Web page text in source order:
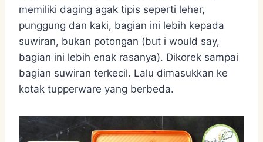
memiliki daging agak tipis seperti leher,
punggung dan kaki, bagian ini lebih kepada
suwiran, bukan potongan (but i would say,
bagian ini lebih enak rasanya). Dikorek sampai
bagian suwiran terkecil. Lalu dimasukkan ke
kotak tupperware yang berbeda.